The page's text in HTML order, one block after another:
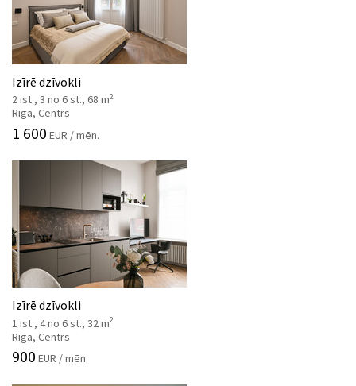
Izīrē dzīvokli
2 ist., 3 no 6 st., 68 m2
Rīga, Centrs
1 600 EUR / mēn.
Izīrē dzīvokli
1 ist., 4 no 6 st., 32 m2
Rīga, Centrs
900 EUR / mēn.